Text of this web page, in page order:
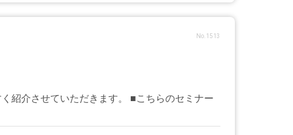
No.1513
紹介させていただきます。 ■こちらのセミナー